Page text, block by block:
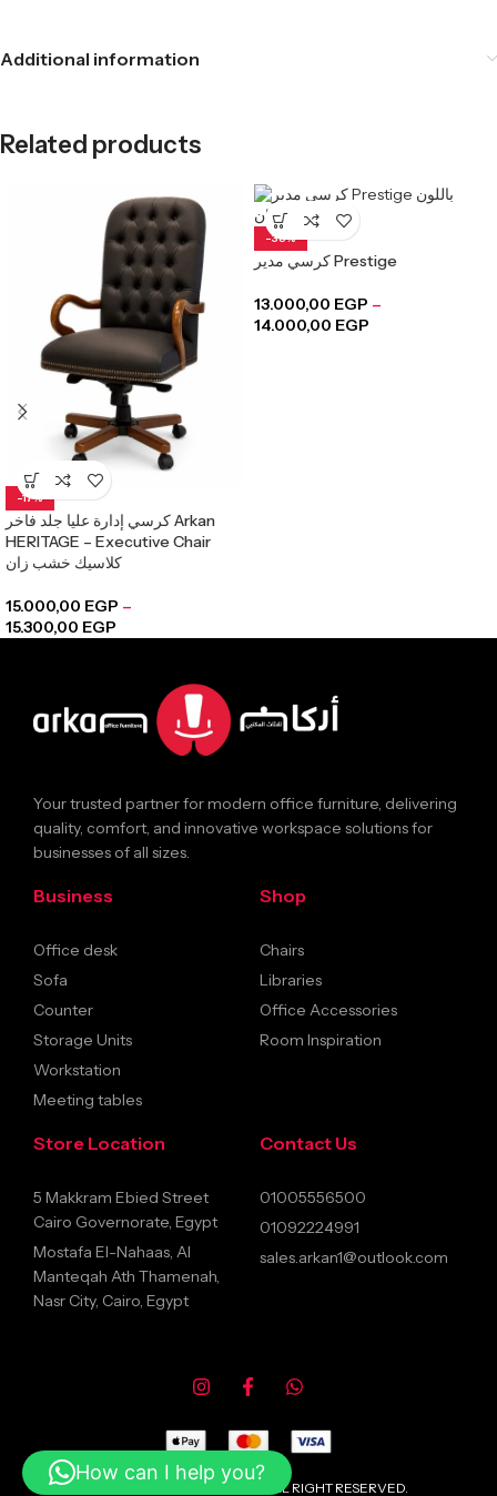
Additional information
Related products
-17%
كرسي إدارة عليا جلد فاخر Arkan
HERITAGE – Executive Chair
كلاسيك خشب زان
15.000,00 EGP –
15.300,00 EGP
-38%
كرسي مدير Prestige
13.000,00 EGP –
14.000,00 EGP
Your trusted partner for modern office furniture, delivering
quality, comfort, and innovative workspace solutions for
businesses of all sizes.
Business
Office desk
Sofa
Counter
Storage Units
Workstation
Meeting tables
Shop
Chairs
Libraries
Office Accessories
Room Inspiration
Store Location
5 Makkram Ebied Street
Cairo Governorate, Egypt
Mostafa El-Nahaas, Al
Manteqah Ath Thamenah,
Nasr City, Cairo, Egypt
Contact Us
01005556500
01092224991
sales.arkan1@outlook.com
© 2026 ARKANFURNITURE ALL RIGHT RESERVED.
How can I help you?